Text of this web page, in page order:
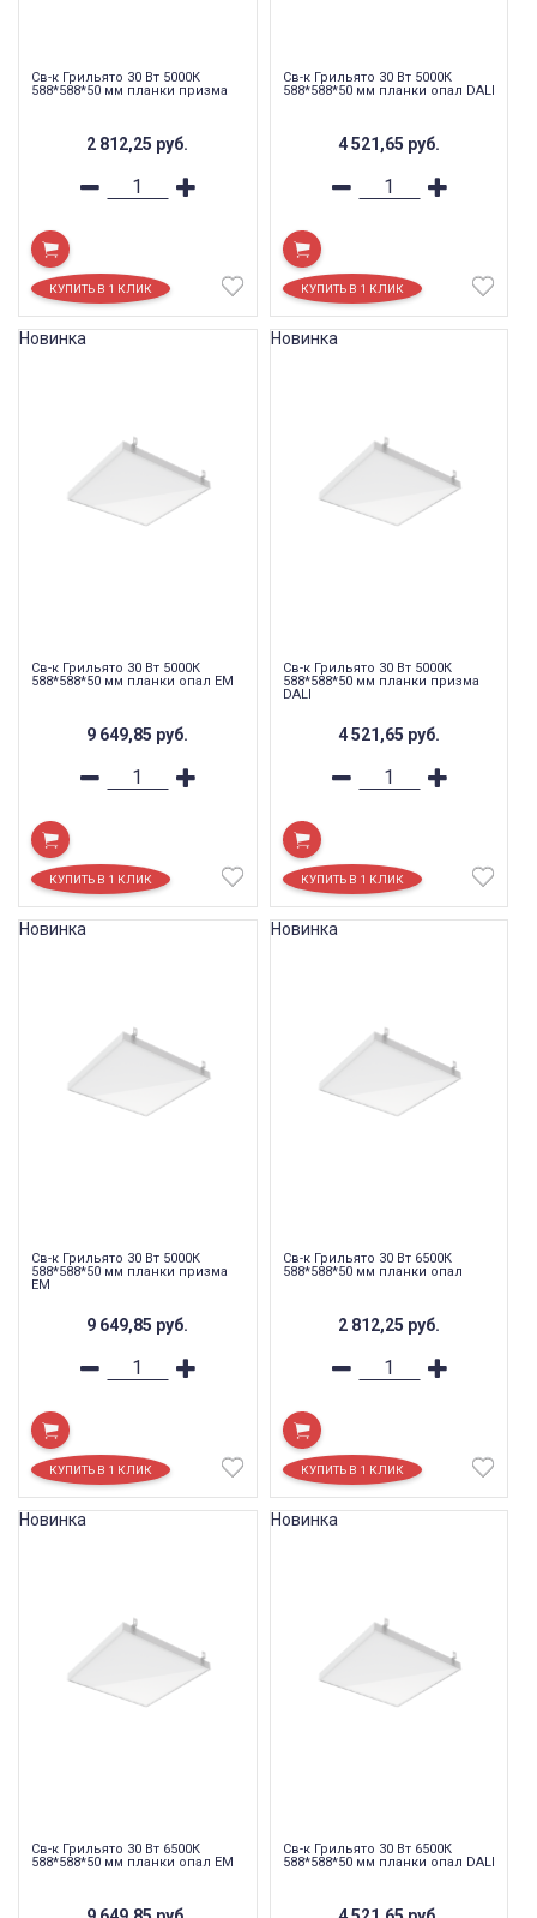
Св-к Грильято 30 Вт 5000К
588*588*50 мм планки призма
2 812,25 руб.
Св-к Грильято 30 Вт 5000К
588*588*50 мм планки опал DALI
4 521,65 руб.
Св-к Грильято 30 Вт 5000К
588*588*50 мм планки опал EM
9 649,85 руб.
Новинка
Св-к Грильято 30 Вт 5000К
588*588*50 мм планки призма
DALI
4 521,65 руб.
Новинка
Св-к Грильято 30 Вт 5000К
588*588*50 мм планки призма
EM
9 649,85 руб.
Новинка
Св-к Грильято 30 Вт 6500К
588*588*50 мм планки опал
2 812,25 руб.
Новинка
Св-к Грильято 30 Вт 6500К
588*588*50 мм планки опал EM
Новинка
Св-к Грильято 30 Вт 6500К
588*588*50 мм планки опал DALI
Новинка